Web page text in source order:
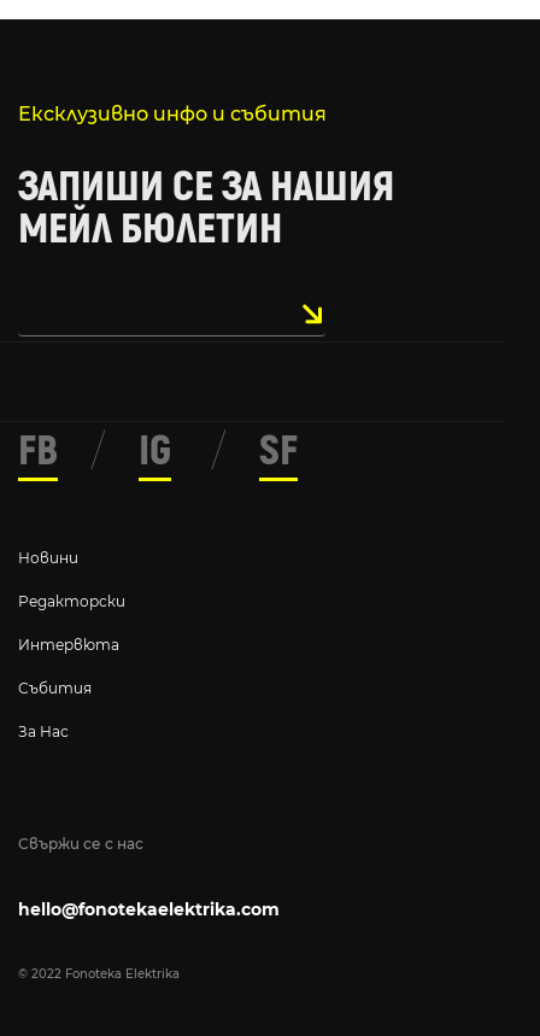
Ексклузивно инфо и събития
ЗАПИШИ СЕ ЗА НАШИЯ
МЕЙЛ БЮЛЕТИН
Свържи се с нас
hello@fonotekaelektrika.com
© 2022 Fonoteka Elektrika
Новини
Редакторски
Интервюта
Събития
За Нас
FB / IG / SF